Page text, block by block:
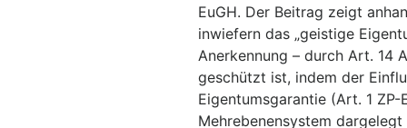
EuGH. Der Beitrag zeigt
inwiefern das „geistige
Anerkennung – durch Art. 14
geschützt ist, indem der
Eigentumsgarantie (Art. 1 ZP-
Mehrebenensystem